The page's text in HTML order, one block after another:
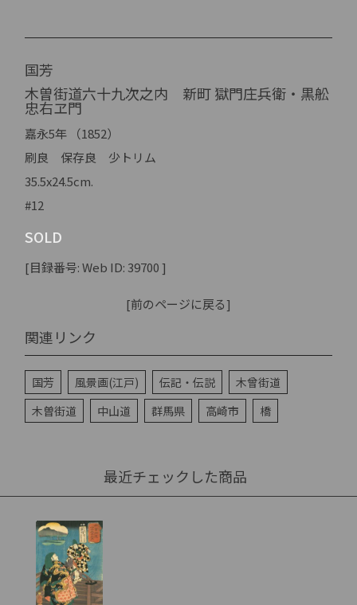
国芳
木曽街道六十九次之内 新町 獄門庄兵衛・黒舩
忠右ヱ門
嘉永5年 （1852）
刷良 保存良 少トリム
35.5x24.5cm.
#12
SOLD
[目録番号: Web ID: 39700 ]
[前のページに戻る]
関連リンク
国芳 風景画(江戸) 伝記・伝説
木曾街道
木曽街道
中山道 群馬県 高崎市 橋
最近チェックした商品